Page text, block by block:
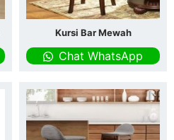
Kursi Bar Mewah
Chat WhatsApp